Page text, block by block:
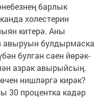
барлык
холестерин
китерә. Аны
авыруын булдырмаска
булган саен йөрәк-
азрак авырыйсың.
нишләргә кирәк?
30 процентка кадәр